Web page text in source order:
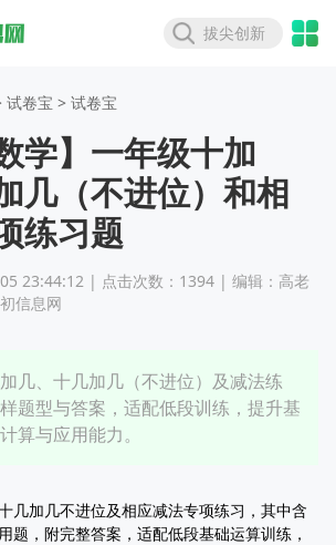
拔尖创新
试卷宝 > 试卷宝
学】一年级十加
几（不进位）和相
练习题
23:44:12 | 点击次数：1394 | 编辑：高老
信息网
几、十几加几（不进位）及减法练
题型与答案，适配低段训练，提升基
算与应用能力。
加几不进位及相应减法专项练习，其中含
题，附完整答案，适配低段基础运算训练，